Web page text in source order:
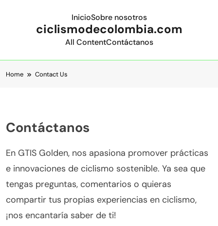
InicioSobre nosotros
ciclismodecolombia.com
All ContentContáctanos
Home Contact Us
Contáctanos
En GTIS Golden, nos apasiona promover prácticas
e innovaciones de ciclismo sostenible. Ya sea que
tengas preguntas, comentarios o quieras
compartir tus propias experiencias en ciclismo,
¡nos encantaría saber de ti!